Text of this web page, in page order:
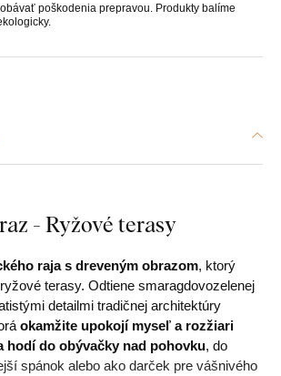
poškodenia prepravou. Produkty balíme
- Ryžové terasy
raja s dreveným obrazom, ktorý
terasy. Odtiene smaragdovozelenej
detailmi tradičnej architektúry
okamžite upokojí myseľ a rozžiari
hodí do obývačky nad pohovku, do
spánok alebo ako darček pre vášnivého